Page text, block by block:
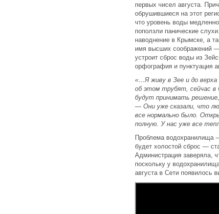
первых чисел августа.
обрушившиеся на этот
что уровень воды
поползли панические
наводнение в Крымске, а
имя высших соображений
устроит сброс воды из
орфография и пунктуация
«…Я живу в Зее и до верха
об этом трубят, сейчас в
будут принимать
— Они уже сказали, что
все нормально было.
полную. У нас уже все
Проблема водохранилища
будет холостой сброс —
Администрация заверяла,
поскольку у
августа в Сети появилось